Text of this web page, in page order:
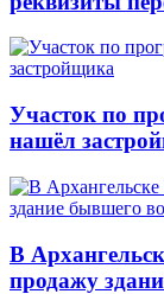
Участок по
нашёл
В
продажу